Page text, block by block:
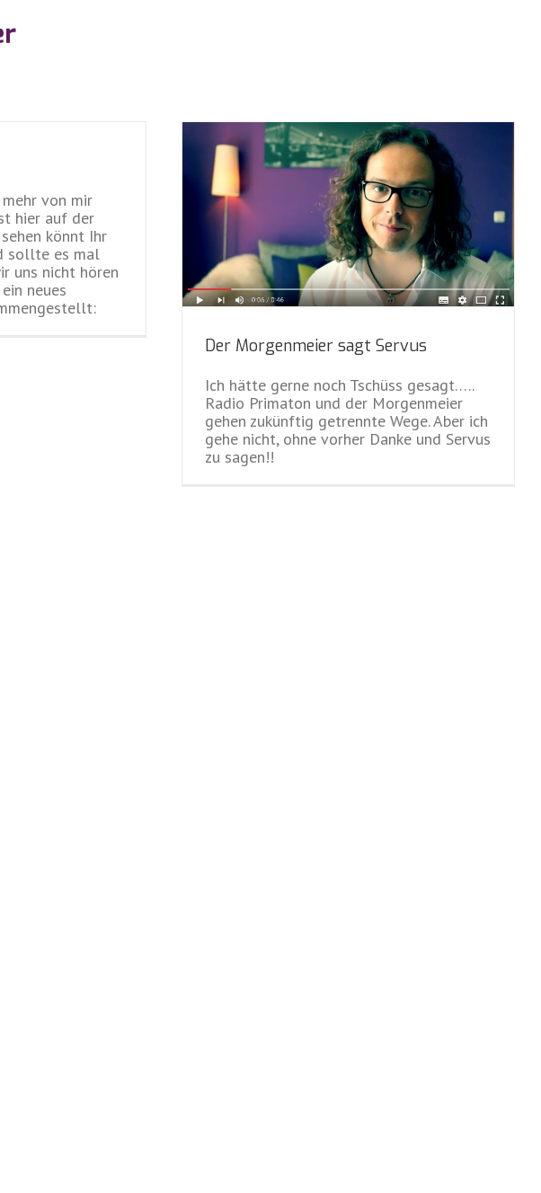
von mir
hier auf der
könnt Ihr
sollte es mal
uns nicht hören
neues
sagt Servus
Videos
Der Morgenmeier sagt Servus
Ich hätte gerne noch Tschüss gesagt…..
Radio Primaton und der Morgenmeier
gehen zukünftig getrennte Wege. Aber ich
gehe nicht, ohne vorher Danke und Servus
zu sagen!!